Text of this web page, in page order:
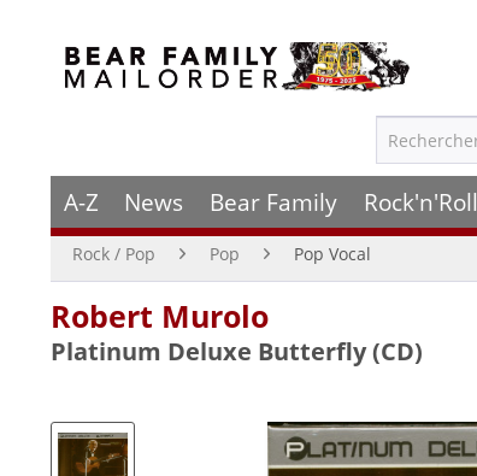
A-Z News Bear Family Rock'n'Roll
Rock / Pop Pop Pop Vocal
Robert Murolo
Platinum Deluxe Butterfly (CD)